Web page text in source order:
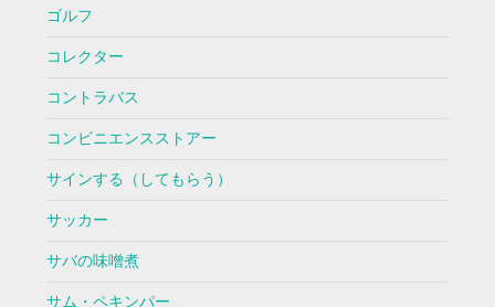
ゴルフ
コレクター
コントラバス
コンビニエンスストアー
サインする（してもらう）
サッカー
サバの味噌煮
サム・ペキンパー